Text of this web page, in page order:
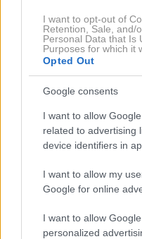
I want to opt-out of
Retention, Sale, and/
Personal Data that Is
Purposes for which it
Opted Out
Google consents
I want to allow
related to advertising
device identifiers in
I want to allow my
Google for online
I want to allow
personalized
V podjetju
velik del ključnih
čimer zmanjšuje
evropske varnostne
novih predpisov.